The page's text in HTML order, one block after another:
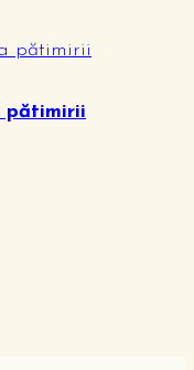
pătimirii